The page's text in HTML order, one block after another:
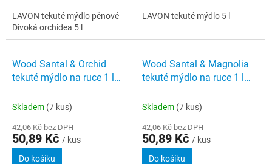
LAVON tekuté mýdlo pěnové
Divoká orchidea 5 l
LAVON tekuté mýdlo 5 l
Wood Santal & Orchid
tekuté mýdlo na ruce 1 l
Skladem (7 kus)
42,06 Kč bez DPH
50,89 Kč / kus
Do košíku
Wood Santal & Magnolia
tekuté mýdlo na ruce 1 l
Skladem (7 kus)
42,06 Kč bez DPH
50,89 Kč / kus
Do košíku